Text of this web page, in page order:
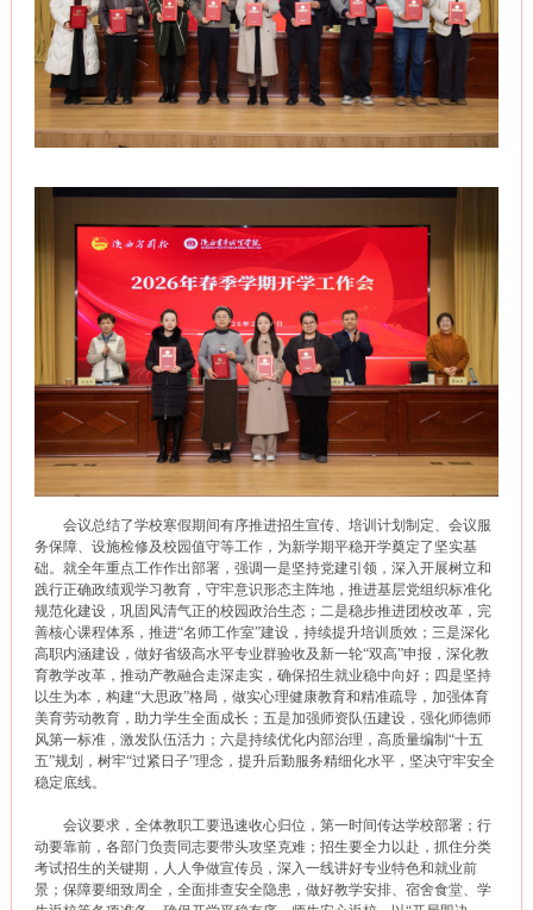
会议总结了学校寒假期间有序推进招生宣传、培训计划制定、会议服
务保障、设施检修及校园值守等工作，为新学期平稳开学奠定了坚实基
础。就全年重点工作作出部署，强调一是坚持党建引领，深入开展树立和
践行正确政绩观学习教育，守牢意识形态主阵地，推进基层党组织标准化
规范化建设，巩固风清气正的校园政治生态；二是稳步推进团校改革，完
善核心课程体系，推进“名师工作室”建设，持续提升培训质效；三是深化
高职内涵建设，做好省级高水平专业群验收及新一轮“双高”申报，深化教
育教学改革，推动产教融合走深走实，确保招生就业稳中向好；四是坚持
以生为本，构建“大思政”格局，做实心理健康教育和精准疏导，加强体育
美育劳动教育，助力学生全面成长；五是加强师资队伍建设，强化师德师
风第一标准，激发队伍活力；六是持续优化内部治理，高质量编制“十五
五”规划，树牢“过紧日子”理念，提升后勤服务精细化水平，坚决守牢安全
稳定底线。
会议要求，全体教职工要迅速收心归位，第一时间传达学校部署；行
动要靠前，各部门负责同志要带头攻坚克难；招生要全力以赴，抓住分类
考试招生的关键期，人人争做宣传员，深入一线讲好专业特色和就业前
景；保障要细致周全，全面排查安全隐患，做好教学安排、宿舍食堂、学